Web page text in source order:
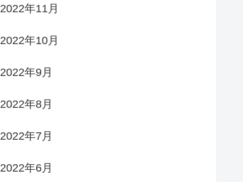
2022年11月
2022年10月
2022年9月
2022年8月
2022年7月
2022年6月